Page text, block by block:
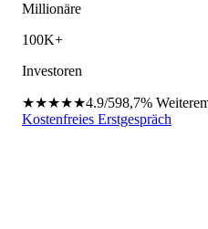
Millionäre
100K+
Investoren
★★★★★4.9/598,7%
Kostenfreies Erstgespräch